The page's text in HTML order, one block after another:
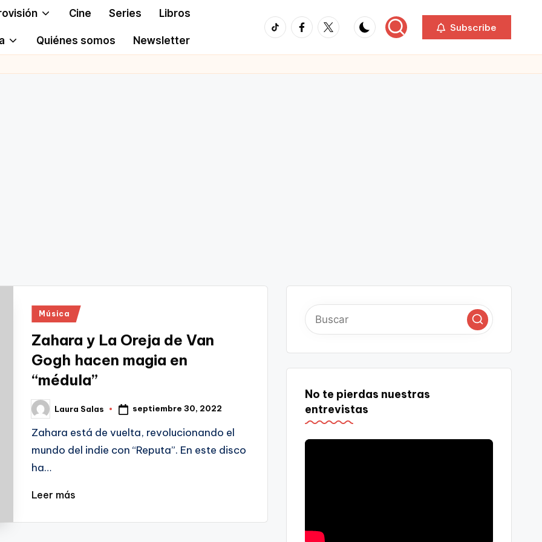
Cine Series Libros
Quiénes somos Newsletter
TikTokFacebook
Twitter Subscribe
Publicado
Música
Zahara y La Oreja de Van
Gogh hacen magia en
“médula”
Publicado
por
Laura Salas septiembre 30, 2022
Zahara está de vuelta, revolucionando el
mundo del indie con “Reputa”. En este disco
ha…
Leer más
No te pierdas nuestras
entrevistas